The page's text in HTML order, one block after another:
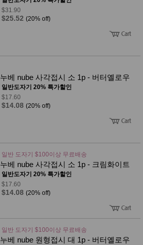
$31.90
$25.52 (20% off)
누베 nube 사각접시 소 1p - 버터옐로우
일반도자기 20% 특가할인
$17.60
$14.08 (20% off)
일반 도자기 $100이상 무료배송
누베 nube 사각접시 소 1p - 크림화이트
일반도자기 20% 특가할인
$17.60
$14.08 (20% off)
일반 도자기 $100이상 무료배송
누베 nube 원형접시 대 1p - 버터옐로우